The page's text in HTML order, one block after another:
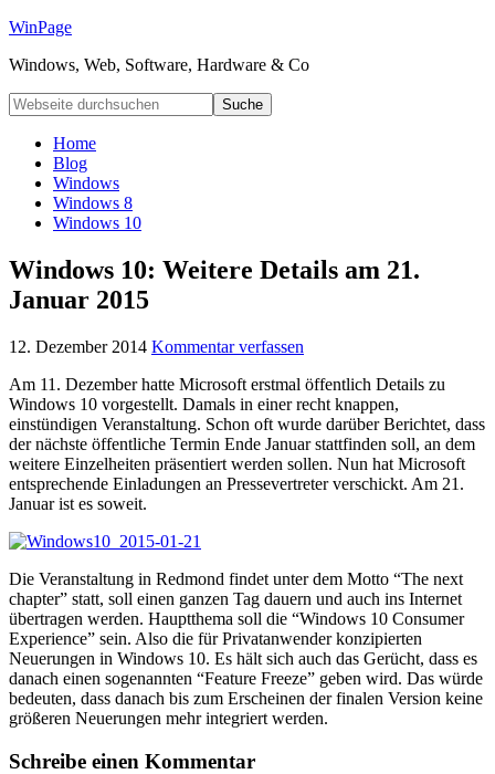
WinPage
Windows, Web, Software, Hardware & Co
Home
Blog
Windows
Windows 8
Windows 10
Windows 10: Weitere Details am 21.
Januar 2015
12. Dezember 2014 Kommentar verfassen
Am 11. Dezember hatte Microsoft erstmal öffentlich Details zu
Windows 10 vorgestellt. Damals in einer recht knappen,
einstündigen Veranstaltung. Schon oft wurde darüber Berichtet, dass
der nächste öffentliche Termin Ende Januar stattfinden soll, an dem
weitere Einzelheiten präsentiert werden sollen. Nun hat Microsoft
entsprechende Einladungen an Pressevertreter verschickt. Am 21.
Januar ist es soweit.
Die Veranstaltung in Redmond findet unter dem Motto “The next
chapter” statt, soll einen ganzen Tag dauern und auch ins Internet
übertragen werden. Hauptthema soll die “Windows 10 Consumer
Experience” sein. Also die für Privatanwender konzipierten
Neuerungen in Windows 10. Es hält sich auch das Gerücht, dass es
danach einen sogenannten “Feature Freeze” geben wird. Das würde
bedeuten, dass danach bis zum Erscheinen der finalen Version keine
größeren Neuerungen mehr integriert werden.
Schreibe einen Kommentar